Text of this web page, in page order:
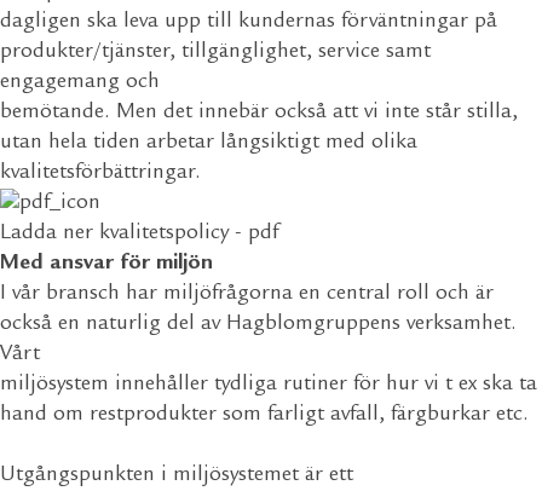
dagligen ska leva upp till kundernas förväntningar på
produkter/tjänster, tillgänglighet, service samt
engagemang och
bemötande. Men det innebär också att vi inte står stilla,
utan hela tiden arbetar långsiktigt med olika
kvalitetsförbättringar.
Ladda ner kvalitetspolicy - pdf
Med ansvar för miljön
I vår bransch har miljöfrågorna en central roll och är
också en naturlig del av Hagblomgruppens verksamhet.
Vårt
miljösystem innehåller tydliga rutiner för hur vi t ex ska ta
hand om restprodukter som farligt avfall, färgburkar etc.
Utgångspunkten i miljösystemet är ett